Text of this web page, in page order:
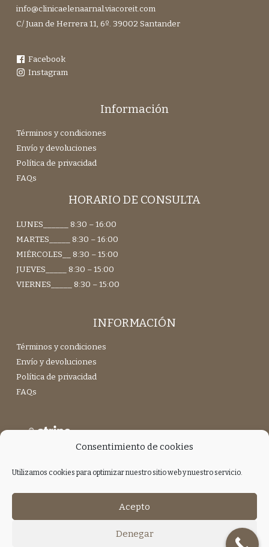
Consentimiento de cookies
Utilizamos cookies para optimizar nuestro sitio web y nuestro servicio.
Acepto
Denegar
info@clinicaelenaarnal.viacoreit.com
C/ Juan de Herrera 11, 6º. 39002 Santander
Facebook
Instagram
Información
Términos y condiciones
Envío y devoluciones
Política de privacidad
FAQs
HORARIO DE CONSULTA
LUNES______ 8:30 – 16:00
MARTES_____ 8:30 – 16:00
MIÉRCOLES__ 8:30 – 15:00
JUEVES_____ 8:30 – 15:00
VIERNES_____ 8:30 – 15:00
INFORMACIÓN
Términos y condiciones
Envío y devoluciones
Política de privacidad
FAQs